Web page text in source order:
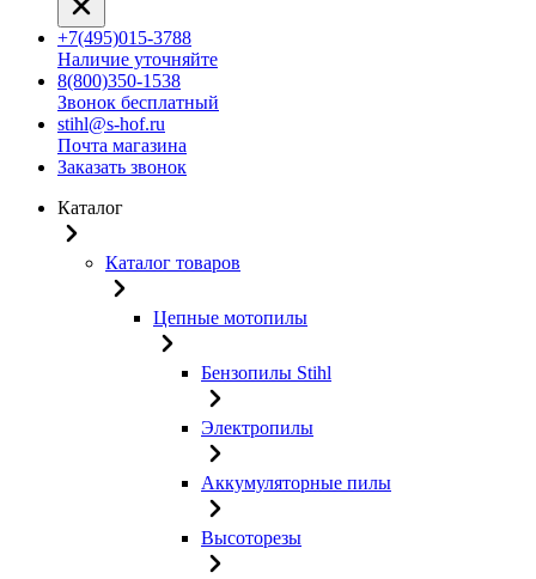
+7(495)015-3788
Наличие уточняйте
8(800)350-1538
Звонок бесплатный
stihl@s-hof.ru
Почта магазина
Заказать звонок
Каталог
Каталог товаров
Цепные мотопилы
Бензопилы Stihl
Электропилы
Аккумуляторные пилы
Высоторезы